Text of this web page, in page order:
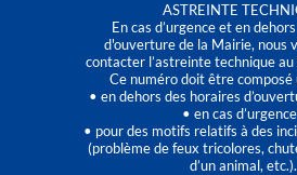
ASTREINTE
En cas d’urgence et en
d'ouverture de la Mairie, nous
contacter l’astreinte technique
Ce numéro doit être composé
• en dehors des horaires
• en cas
• pour des motifs relatifs à des
(problème de feux tricolores,
d’un animal, etc.).